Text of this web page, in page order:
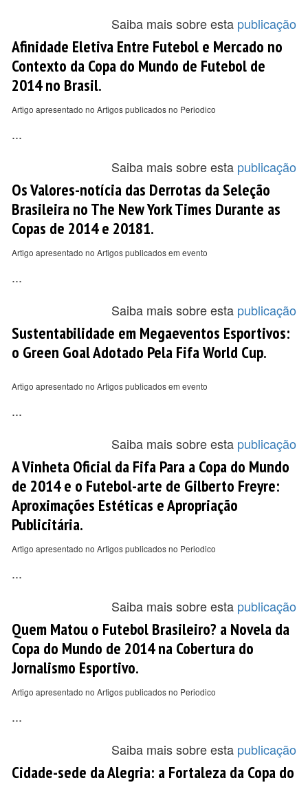
Saiba mais sobre esta publicação
Afinidade Eletiva Entre Futebol e Mercado no
Contexto da Copa do Mundo de Futebol de
2014 no Brasil.
Artigo apresentado no Artigos publicados no Periodico
...
Saiba mais sobre esta publicação
Os Valores-notícia das Derrotas da Seleção
Brasileira no The New York Times Durante as
Copas de 2014 e 20181.
Artigo apresentado no Artigos publicados em evento
...
Saiba mais sobre esta publicação
Sustentabilidade em Megaeventos Esportivos:
o Green Goal Adotado Pela Fifa World Cup.
Artigo apresentado no Artigos publicados em evento
...
Saiba mais sobre esta publicação
A Vinheta Oficial da Fifa Para a Copa do Mundo
de 2014 e o Futebol-arte de Gilberto Freyre:
Aproximações Estéticas e Apropriação
Publicitária.
Artigo apresentado no Artigos publicados no Periodico
...
Saiba mais sobre esta publicação
Quem Matou o Futebol Brasileiro? a Novela da
Copa do Mundo de 2014 na Cobertura do
Jornalismo Esportivo.
Artigo apresentado no Artigos publicados no Periodico
...
Saiba mais sobre esta publicação
Cidade-sede da Alegria: a Fortaleza da Copa do